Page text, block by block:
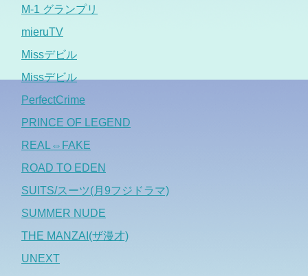
M-1 グランプリ
mieruTV
Missデビル
Missデビル
PerfectCrime
PRINCE OF LEGEND
REAL⇔FAKE
ROAD TO EDEN
SUITS/スーツ(月9フジドラマ)
SUMMER NUDE
THE MANZAI(ザ漫才)
UNEXT